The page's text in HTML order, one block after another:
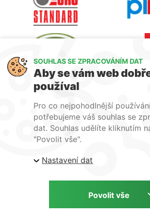
SOUHLAS SE ZPRACOVÁNÍM DAT
Aby se vám web
používal
Pro co nejpohodlnější
potřebujeme váš souhlas se
dat. Souhlas udělíte kliknutím
"Povolit vše".
Nastavení dat